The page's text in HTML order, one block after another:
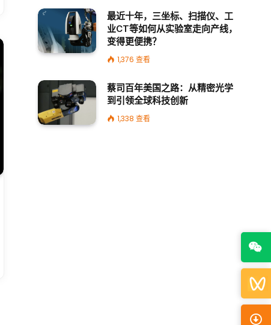
最近十年，三坐标、扫描仪、工
业CT等如何从实验室走向产线，
变得更便携？
1,376 查看
蔡司百年美国之路：从精密光学
到引领全球科技创新
1,338 查看